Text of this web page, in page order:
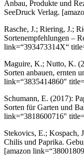
Anbau, Produkte und
SeeDruck Verlag.
Rasche, J.; Riering, J.;
Sortenempfehlungen –
link=“393473314X“
Maguire, K.; Nutto, K.
Sorten anbauen, ernten
link=“3835414860″
Schumann, E. (2017):
Sorten für Garten und
link=“3818600716″
Stekovics, E.; Kospach,
Chilis und Paprika.
[amazon